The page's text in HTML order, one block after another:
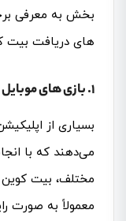
بخش به معرفی
های دریافت بیت
1. بازی‌ های موبایل و اپلیکیشن‌ها
بسیاری از
می‌دهند که با
مختلف، بیت کوین
معمولاً به صورت